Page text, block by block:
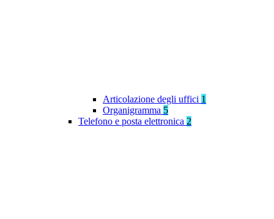
Articolazione degli uffici 1
Organigramma 5
Telefono e posta elettronica 2